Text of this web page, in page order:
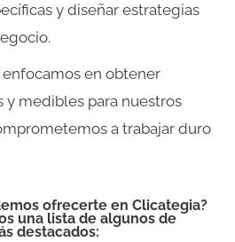
y diseñar estrategias
enfocamos en obtener
y medibles para nuestros
a trabajar duro
ofrecerte en Clicategia?
una lista de algunos de
destacados: